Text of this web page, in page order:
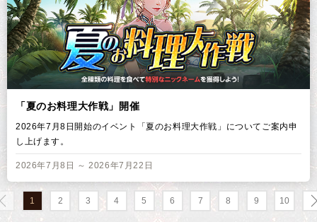
「夏のお料理大作戦」開催
2026年7月8日開始のイベント「夏のお料理大作戦」についてご案内申
し上げます。
2026年7月8日 ～ 2026年7月22日
1 2 3 4 5 6 7 8 9 10